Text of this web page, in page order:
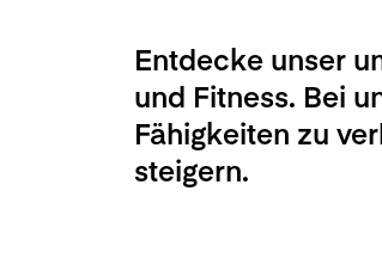
Entdecke unser
und Fitness. Bei
Fähigkeiten zu
steigern.